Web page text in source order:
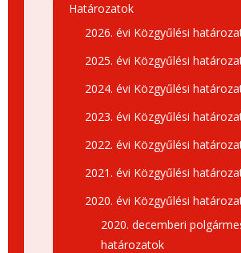
Határozatok
2026. évi Közgyűlési
2025. évi Közgyűlési
2024. évi Közgyűlési
2023. évi Közgyűlési
2022. évi Közgyűlési
2021. évi Közgyűlési
2020. évi Közgyűlési
2020. decemberi
határozatok